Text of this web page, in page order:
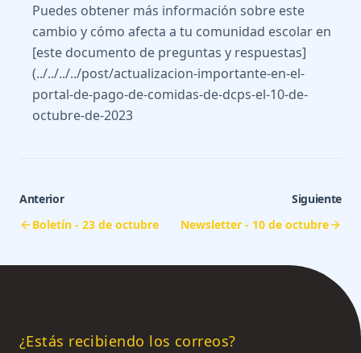
Puedes obtener más información sobre este
cambio y cómo afecta a tu comunidad escolar en
[este documento de preguntas y respuestas]
(../../../../post/actualizacion-importante-en-el-
portal-de-pago-de-comidas-de-dcps-el-10-de-
octubre-de-2023
Anterior
Boletín - 23 de octubre
Siguiente
Newsletter - 10 de octubre
¿Estás recibiendo los correos?